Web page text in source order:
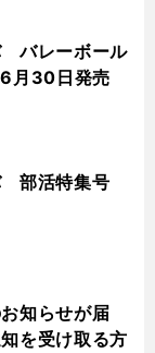
バレーボール
30日発売
部活特集号
知らせが届
を受け取る方